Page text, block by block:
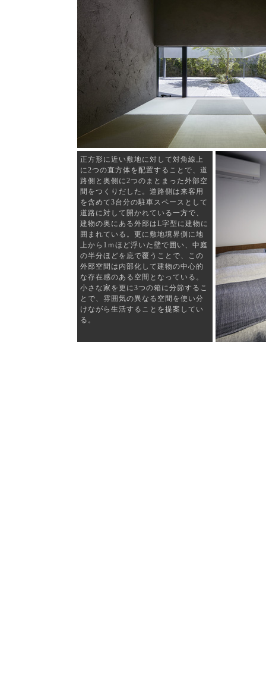
正方形に近い敷地に対して対角線上
に2つの直方体を配置することで、道
路側と奥側に2つのまとまった外部空
間をつくりだした。道路側は来客用
を含めて3台分の駐車スペースとして
道路に対して開かれている一方で、
建物の奥にある外部はL字型に建物に
囲まれている。更に敷地境界側に地
上から1ｍほど浮いた壁で囲い、中庭
の半分ほどを庇で覆うことで、この
外部空間は内部化して建物の中心的
な存在感のある空間となっている。
小さな家を更に3つの箱に分節するこ
とで、雰囲気の異なる空間を使い分
けながら生活することを提案してい
る。